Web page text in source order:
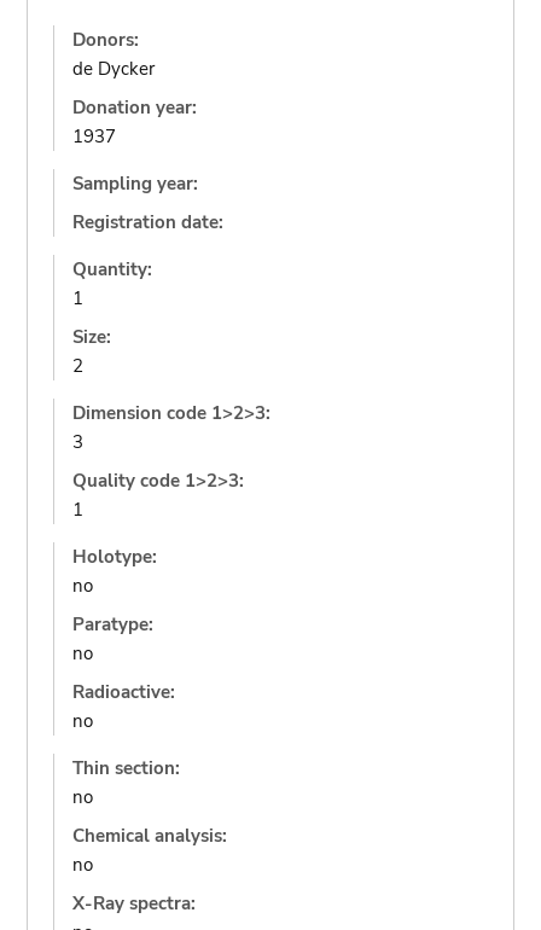
Donors:
de Dycker
Donation year:
1937
Sampling year:
Registration date:
Quantity:
1
Size:
2
Dimension code 1>2>3:
3
Quality code 1>2>3:
1
Holotype:
no
Paratype:
no
Radioactive:
no
Thin section:
no
Chemical analysis:
no
X-Ray spectra: